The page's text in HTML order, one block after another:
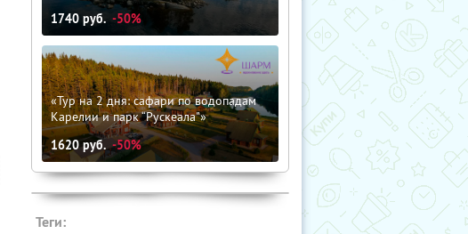
1740 руб. -50%
«Тур на 2 дня: сафари по водопадам
Карелии и парк “Рускеала"»
1620руб. -50%
Теги: